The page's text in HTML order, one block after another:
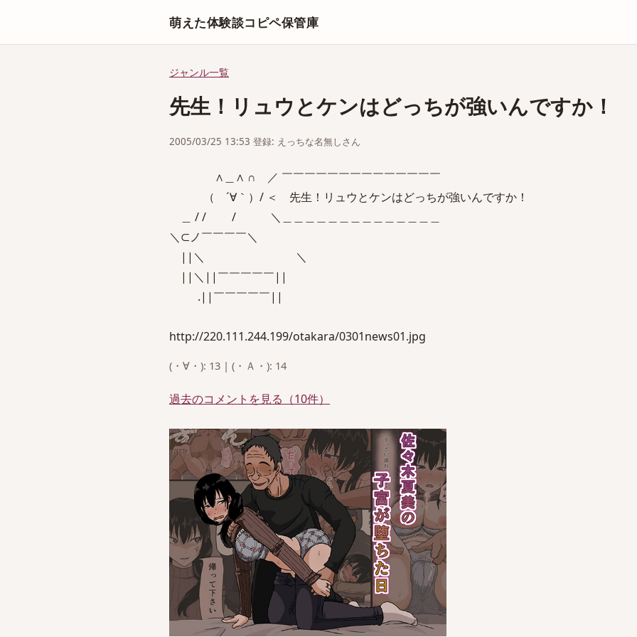
萌えた体験談コピペ保管庫
ジャンル一覧
先生！リュウとケンはどっちが強いんですか！
2005/03/25 13:53 登録: えっちな名無しさん
∧＿∧ ∩ ／ ￣￣￣￣￣￣￣￣￣￣￣￣￣￣
（ ´∀｀）/ ＜ 先生！リュウとケンはどっちが強いんですか！
＿ / / / ＼＿＿＿＿＿＿＿＿＿＿＿＿＿＿
＼⊂ノ￣￣￣￣＼
||＼ ＼
||＼||￣￣￣￣￣||
.||￣￣￣￣￣||
http://220.111.244.199/otakara/0301news01.jpg
(・∀・): 13 | (・Ａ・): 14
過去のコメントを見る（10件）